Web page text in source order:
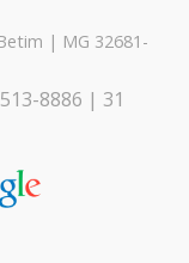
| MG 32681-
8886 | 31